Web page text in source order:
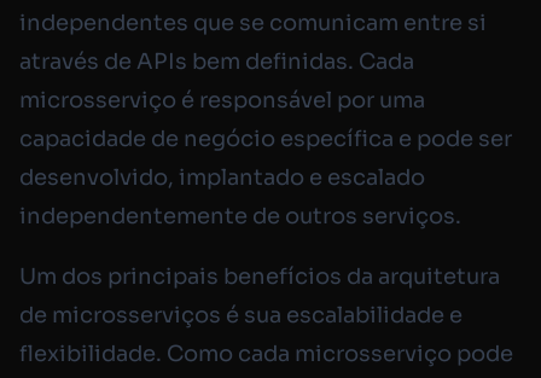
independentes que se comunicam entre si
através de APIs bem definidas. Cada
microsserviço é responsável por uma
capacidade de negócio específica e pode ser
desenvolvido, implantado e escalado
independentemente de outros serviços.
Um dos principais benefícios da arquitetura
de microsserviços é sua escalabilidade e
flexibilidade. Como cada microsserviço pode